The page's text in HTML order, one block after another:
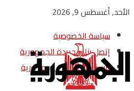
الأحد, أغسطس 9, 2026
سياسة الخصوصية
إتصل بنا – جريدة الجمهورية
من نحن – جريدة الجمهورية